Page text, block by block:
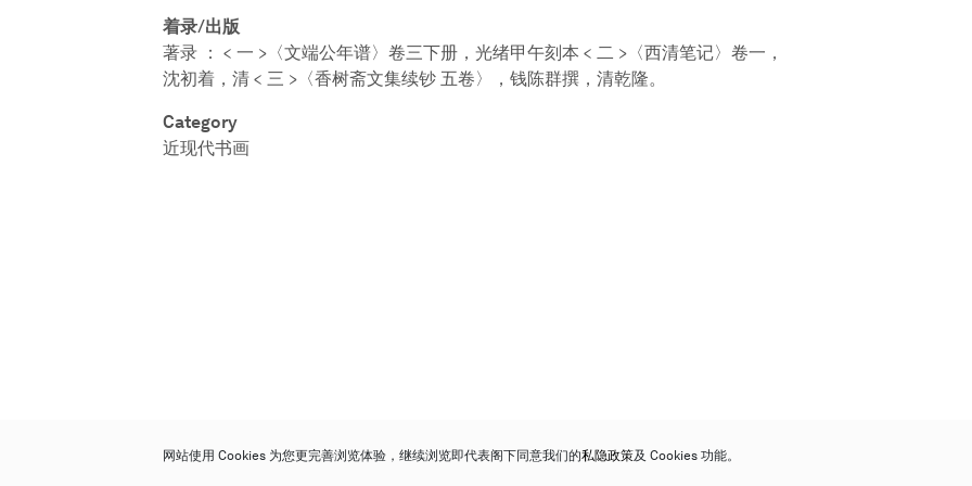
着录/出版
著录 ： < 一 >〈文端公年谱〉卷三下册，光绪甲午刻本 < 二 >〈西清笔记〉卷一，
沈初着，清 < 三 >〈香树斋文集续钞 五卷〉，钱陈群撰，清乾隆。
Category
近现代书画
网站使用 Cookies 为您更完善浏览体验，继续浏览即代表阁下同意我们的私隐政策及 Cookies 功能。